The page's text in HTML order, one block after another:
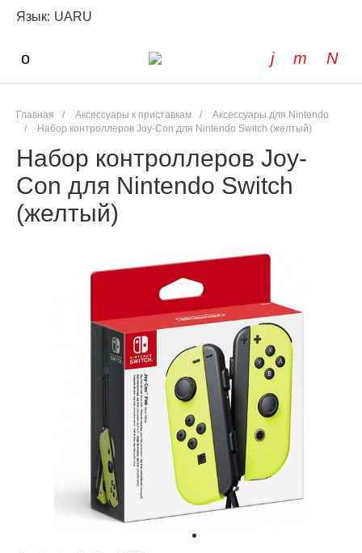
Язык: UARU
Главная / Аксессуары к приставкам /
Аксессуары для Nintendo
/
Набор контроллеров Joy-Con для Nintendo Switch (желтый)
Набор контроллеров Joy-
Con для Nintendo Switch
(желтый)